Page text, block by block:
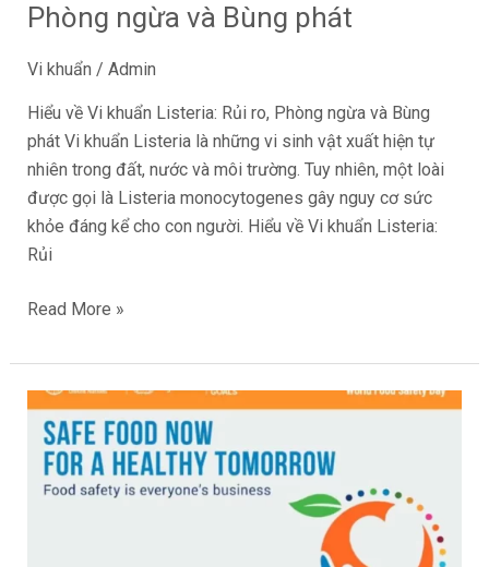
Phòng ngừa và Bùng phát
Vi khuẩn / Admin
Hiểu về Vi khuẩn Listeria: Rủi ro, Phòng ngừa và Bùng
phát Vi khuẩn Listeria là những vi sinh vật xuất hiện tự
nhiên trong đất, nước và môi trường. Tuy nhiên, một loài
được gọi là Listeria monocytogenes gây nguy cơ sức
khỏe đáng kể cho con người. Hiểu về Vi khuẩn Listeria:
Rủi
phát
Read More »
Ngày
An
toàn
Thực